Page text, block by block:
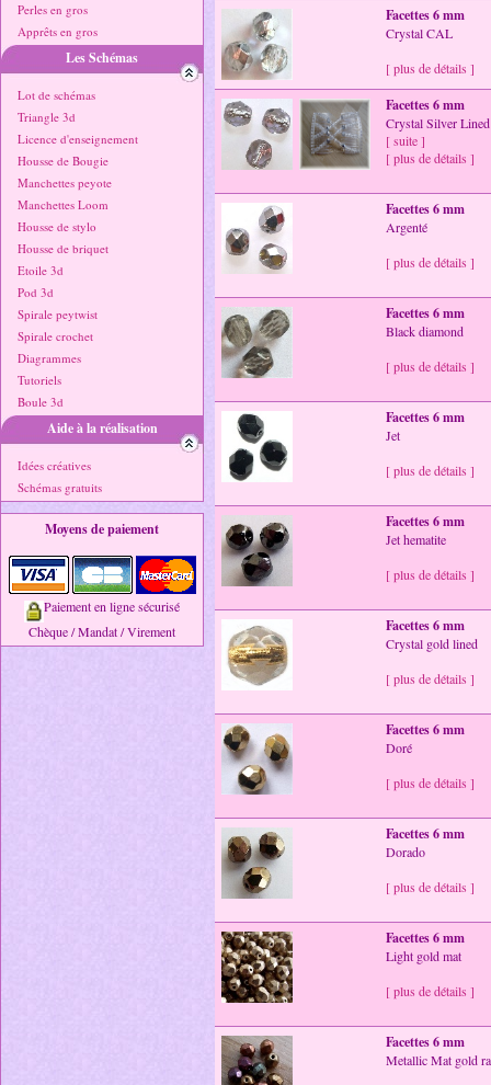
Perles en gros
Apprêts en gros
Les Schémas
Lot de schémas
Triangle 3d
Licence d'enseignement
Housse de Bougie
Manchettes peyote
Manchettes Loom
Housse de stylo
Housse de briquet
Etoile 3d
Pod 3d
Spirale peytwist
Spirale crochet
Diagrammes
Tutoriels
Boule 3d
Aide à la réalisation
Idées créatives
Schémas gratuits
Moyens de paiement
Paiement en ligne sécurisé
Chèque / Mandat / Virement
Facettes 6 mm
Crystal CAL
[ plus de détails ]
Facettes 6 mm
Crystal Silver Lined
[ suite ]
[ plus de détails ]
Facettes 6 mm
Argenté
[ plus de détails ]
Facettes 6 mm
Black diamond
[ plus de détails ]
Facettes 6 mm
Jet
[ plus de détails ]
Facettes 6 mm
Jet hematite
[ plus de détails ]
Facettes 6 mm
Crystal gold lined
[ plus de détails ]
Facettes 6 mm
Doré
[ plus de détails ]
Facettes 6 mm
Dorado
[ plus de détails ]
Facettes 6 mm
Light gold mat
[ plus de détails ]
Facettes 6 mm
Metallic Mat gold